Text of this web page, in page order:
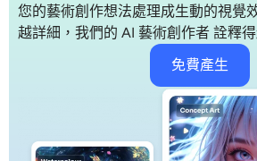
AI寶貝
您的藝術創作想法處理成生動的視覺
越詳細，我們的 AI 藝術創作者 詮釋
免費產生